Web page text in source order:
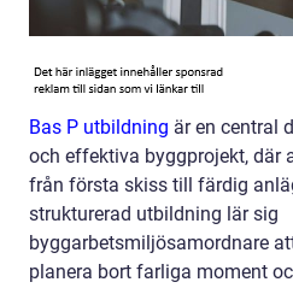
Bas P utbildning är en central
och effektiva byggprojekt, där
från första skiss till färdig
strukturerad utbildning lär sig
byggarbetsmiljösamordnare
planera bort farliga moment